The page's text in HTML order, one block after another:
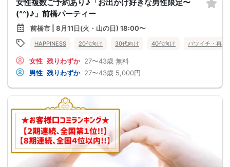
女性複数ご予約あり♪「お出かけ好きな男性限定〜
(^^)♪」前橋パーティー
前橋市 | 8月11日(火・山の日) 18:00〜
HAPPINESS 20代向け 30代向け 40代向け バツイチ・再婚
女性 残りわずか 27〜43歳 無料
男性 残りわずか 27〜43歳 5,000円